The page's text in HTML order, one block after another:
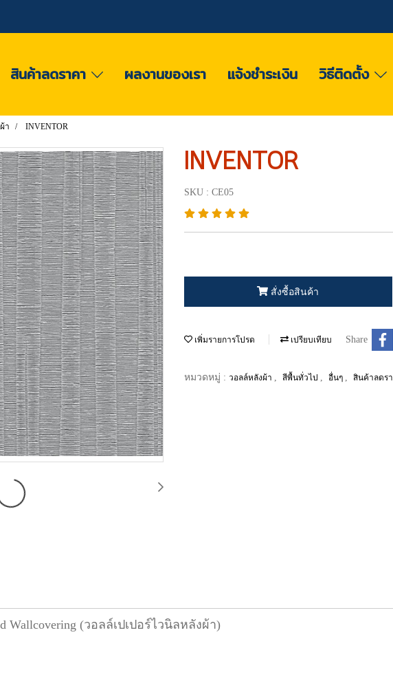
สินค้าลดราคา ผลงานของเรา แจ้งชำระเงิน วิธีติดตั้ง
า INVENTOR
INVENTOR
SKU : CE05
สั่งซื้อสินค้า
เพิ่มรายการโปรด เปรียบเทียบ Share
หมวดหมู่ : วอลล์หลังผ้า สีพื้นทั่วไป อื่นๆ สินค้าลดร
Wallcovering (วอลล์เปเปอร์ไวนิลหลังผ้า)